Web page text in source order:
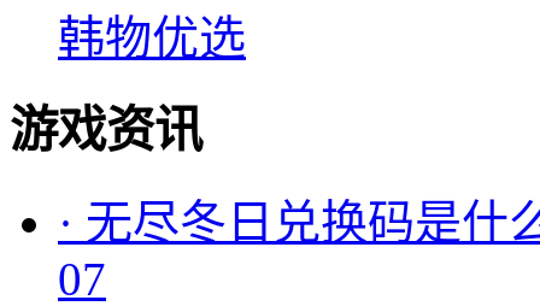
韩物优选
游戏资讯
· 无尽冬日兑换码是什
07